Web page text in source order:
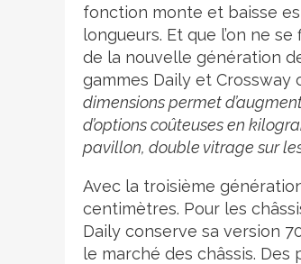
fonction monte et baisse
longueurs. Et que l’on ne
de la nouvelle génération
gammes Daily et Crossway
dimensions permet
d’options coûteuses en
pavillon, double vitrage sur
Avec la troisième
centimètres. Pour les
Daily conserve sa version
le marché des châssis.